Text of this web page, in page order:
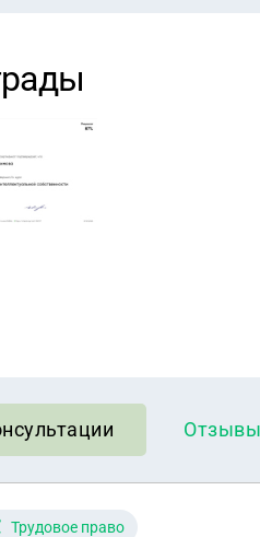
Отзывы
Трудовое право